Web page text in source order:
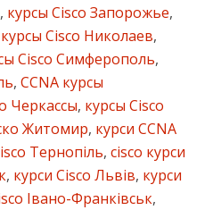
, курсы Cisco Запорожье,
курсы Cisco Николаев,
Cisco Симферополь,
, CCNA курсы
Черкассы, курсы Cisco
Житомир, курси CCNA
Тернопіль, cisco курси
, курси Cisco Львів, курси
Івано-Франківськ,